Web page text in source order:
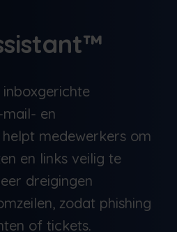
en
medewerkers om
en links veilig te
dreigingen
zodat phishing
of tickets.